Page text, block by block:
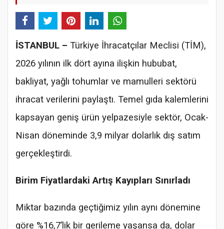
İSTANBUL – Türkiye İhracatçılar Meclisi (TİM),
2026 yılının ilk dört ayına ilişkin hububat,
bakliyat, yağlı tohumlar ve mamulleri sektörü
ihracat verilerini paylaştı. Temel gıda kalemlerini
kapsayan geniş ürün yelpazesiyle sektör, Ocak-
Nisan döneminde 3,9 milyar dolarlık dış satım
gerçekleştirdi.
Birim Fiyatlardaki Artış Kayıpları Sınırladı
Miktar bazında geçtiğimiz yılın aynı dönemine
göre %16,7’lik bir gerileme yaşansa da, dolar